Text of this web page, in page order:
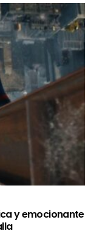
y emocionante